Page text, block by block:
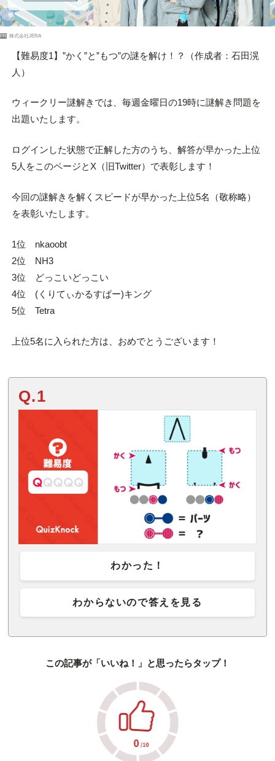
PR 株式会社JERA
【難易度1】”かく”と”もつ”の謎を解け！？（作成者：石田滉
人）
ウィークリー謎解きでは、毎週金曜日の19時に謎解き問題を
出題いたします。
ログインした状態で正解した方のうち、解答が早かった上位
5人をこのページとX（旧Twitter）で表彰します！
今回の謎解きを解くスピードが早かった上位5名（敬称略）
を表彰いたします。
1位 nkaoobt
2位 NH3
3位 どっこいどっこい
4位 (くりてぃかるすぱー)キング
5位 Tetra
上位5名に入られた方は、おめでとうございます！
Q.1
わかった！
わからないので答えを見る
この記事が「いいね！」と思ったらタップ！